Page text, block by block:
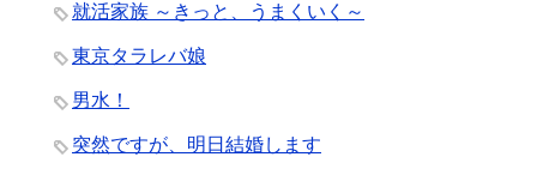
就活家族 ～きっと、うまくいく～
東京タラレバ娘
男水！
突然ですが、明日結婚します